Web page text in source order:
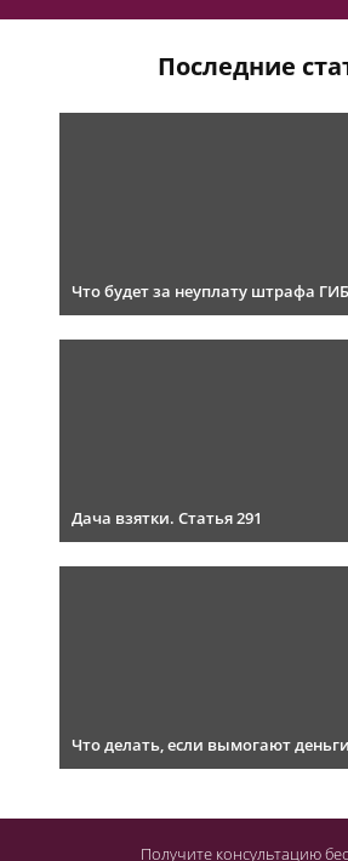
Последние
Что будет за неуплату штрафа
Дача взятки. Статья 291
Что делать, если вымогают
Получите консультацию